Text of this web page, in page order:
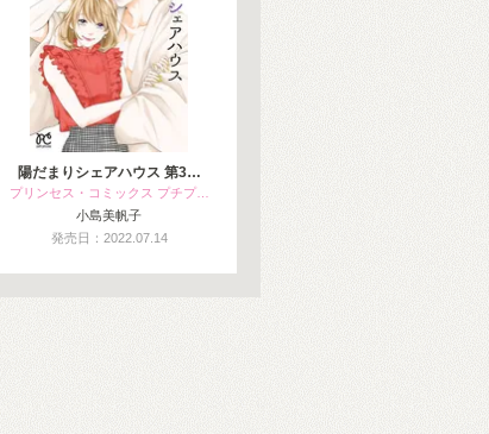
陽だまりシェアハウス 第3…
プリンセス・コミックス プチプ…
小島美帆子
発売日：2022.07.14